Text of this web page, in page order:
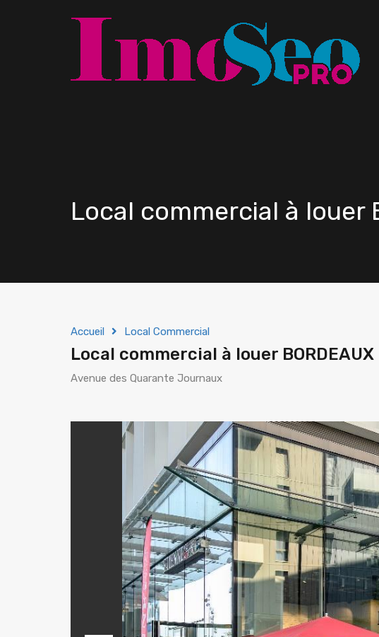
Local commercial à louer
Accueil Local Commercial
Local commercial à louer BORDEAUX
Avenue des Quarante Journaux